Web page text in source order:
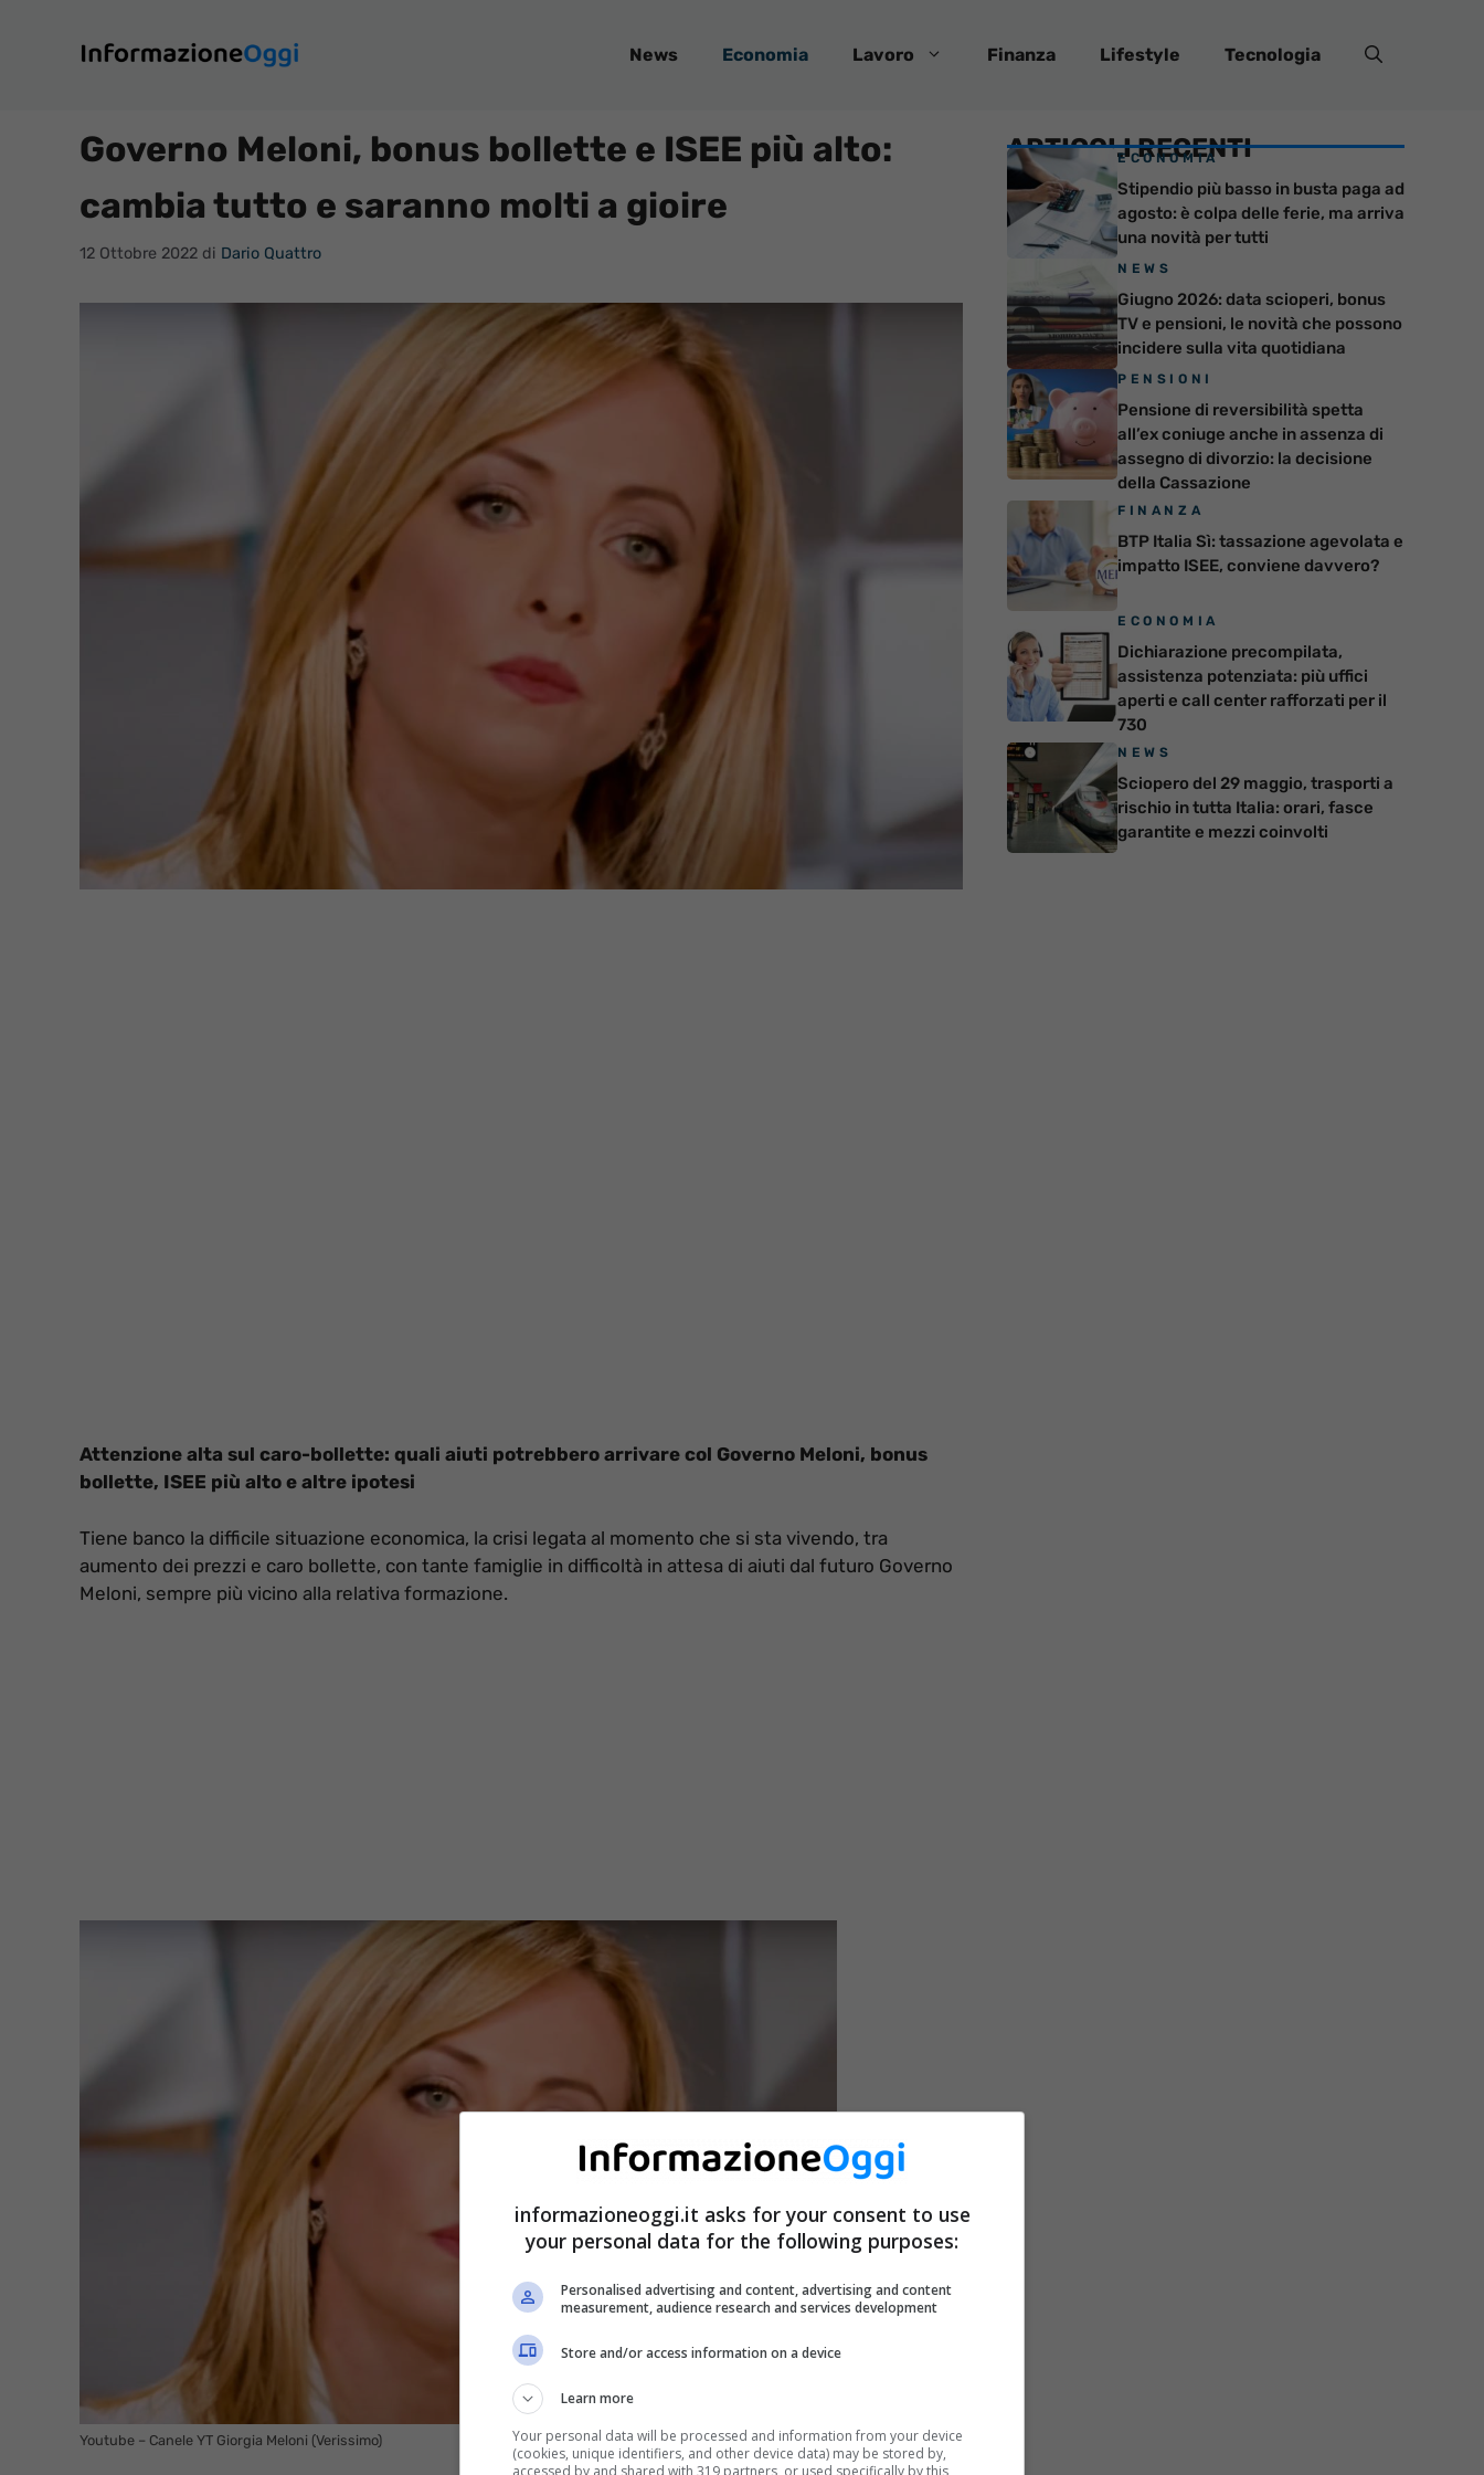
contenuto
News Economia Lavoro Finanza Lifestyle Tecnologia
Governo Meloni, bonus bollette e ISEE più alto:
cambia tutto e saranno molti a gioire
12 Ottobre 2022 di Dario Quattro
Attenzione alta sul caro-bollette: quali aiuti potrebbero arrivare col Governo Meloni, bonus
bollette, ISEE più alto e altre ipotesi
Tiene banco la difficile situazione economica, la crisi legata al momento che si sta vivendo, tra
aumento dei prezzi e caro bollette, con tante famiglie in difficoltà in attesa di aiuti dal futuro Governo
Meloni, sempre più vicino alla relativa formazione.
Youtube – Canele YT Giorgia Meloni (Verissimo)
ARTICOLI RECENTI
ECONOMIA
Stipendio più basso in busta paga ad
agosto: è colpa delle ferie, ma arriva
una novità per tutti
NEWS
Giugno 2026: data scioperi, bonus
TV e pensioni, le novità che possono
incidere sulla vita quotidiana
PENSIONI
Pensione di reversibilità spetta
all’ex coniuge anche in assenza di
assegno di divorzio: la decisione
della Cassazione
FINANZA
BTP Italia Sì: tassazione agevolata e
impatto ISEE, conviene davvero?
ECONOMIA
Dichiarazione precompilata,
assistenza potenziata: più uffici
aperti e call center rafforzati per il
730
NEWS
Sciopero del 29 maggio, trasporti a
rischio in tutta Italia: orari, fasce
garantite e mezzi coinvolti
informazioneoggi.it asks for your consent to use
your personal data for the following purposes:
Personalised advertising and content, advertising and content
measurement, audience research and services development
Store and/or access information on a device
Learn more
Your personal data will be processed and information from your device
(cookies, unique identifiers, and other device data) may be stored by,
accessed by and shared with 319 partners, or used specifically by this